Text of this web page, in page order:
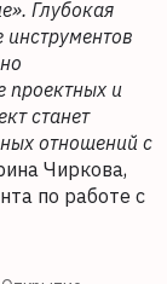
Глубокая
инструментов
проектных и
станет
отношений с
Чиркова,
по работе с